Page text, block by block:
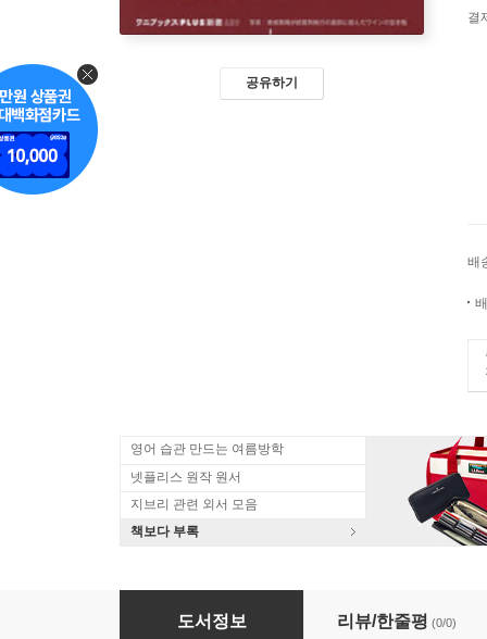
공유하기
결
배
영어 습관 만드는 여름방학
넷플리스 원작 원서
지브리 관련 외서 모음
책보다 부록
敎科書が敎えない戰爭の話
도서정보 리뷰/한줄평 (0/0)